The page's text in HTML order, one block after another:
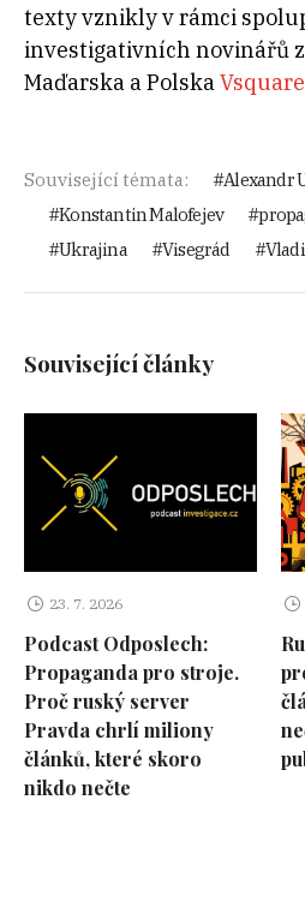
texty vznikly v rámci
investigativních novinářů z
Maďarska a PolskaVsquare
Související témata: Alexandr
Konstantin Malofejev
Ukrajina
Visegrád
Související články
23. 7. 2026
Podcast Odposlech:
Propaganda pro stroje.
Proč ruský server
Pravda chrlí miliony
článků, které skoro
nikdo nečte